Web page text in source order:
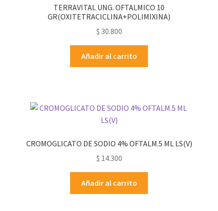
TERRAVITAL UNG. OFTALMICO 10
GR(OXITETRACICLINA+POLIMIXINA)
$ 30.800
Añadir al carrito
CROMOGLICATO DE SODIO 4% OFTALM.5 ML LS(V)
$ 14.300
Añadir al carrito